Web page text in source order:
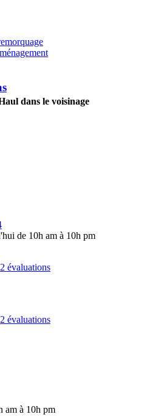
dans le voisinage
de 10h am à 10h pm
2 évaluations
2 évaluations
am à 10h pm